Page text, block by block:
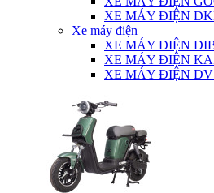
XE MÁY ĐIỆN
Xe máy điện
XE MÁY ĐIỆN
XE MÁY ĐIỆN
XE MÁY ĐIỆN DV